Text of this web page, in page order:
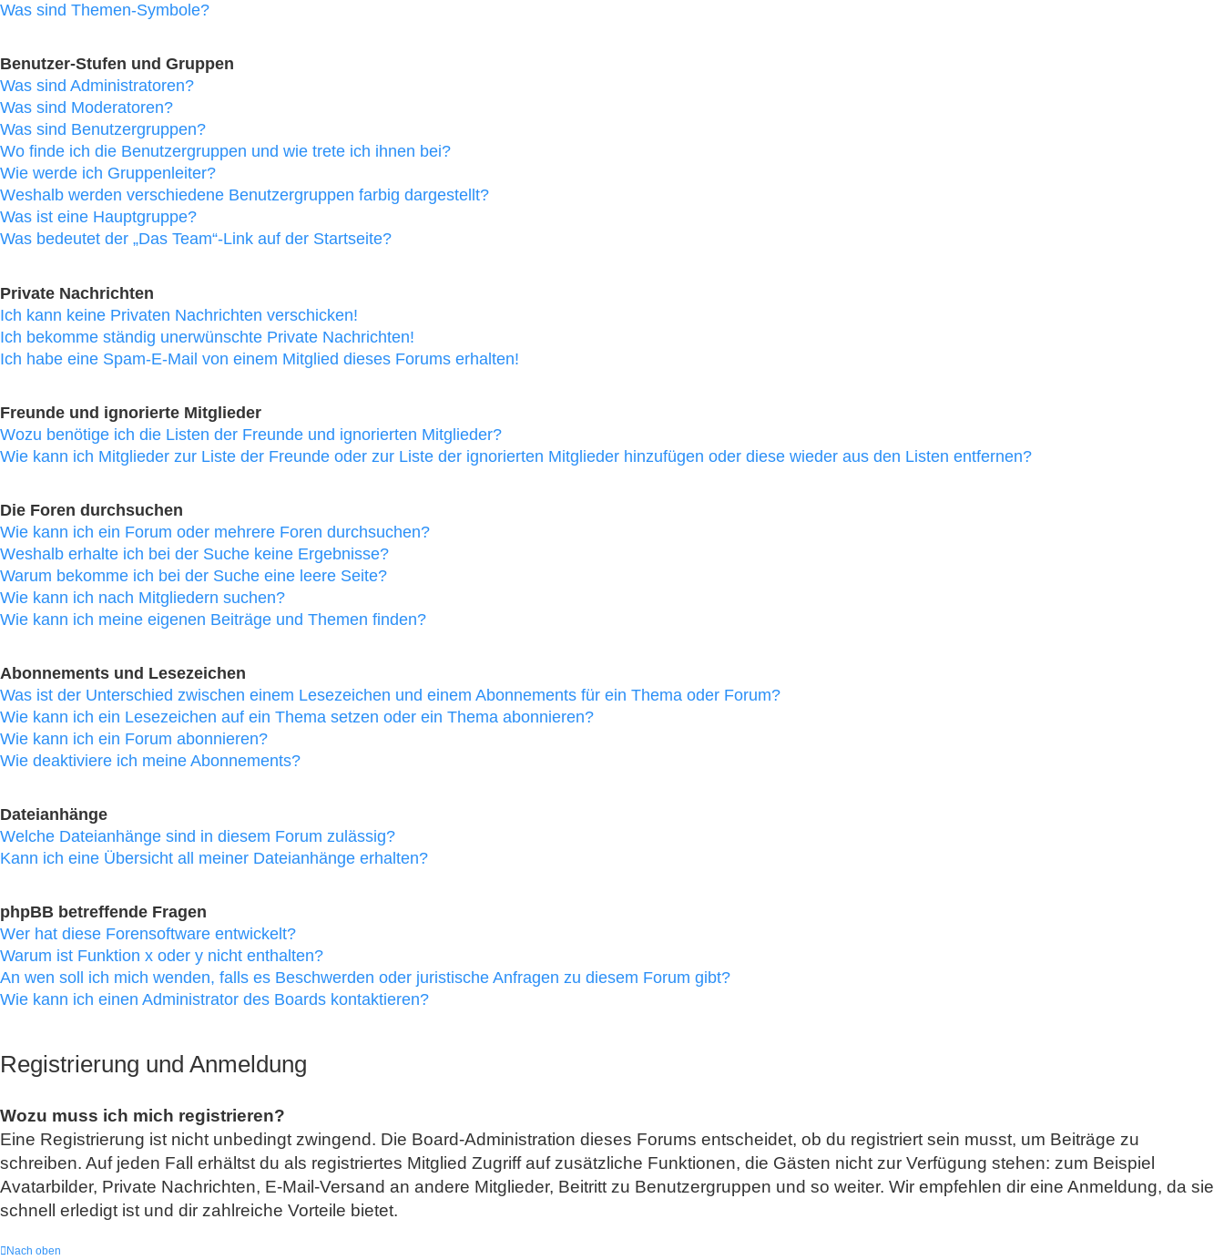
Was sind Themen-Symbole?
Benutzer-Stufen und Gruppen
Was sind Administratoren?
Was sind Moderatoren?
Was sind Benutzergruppen?
Wo finde ich die Benutzergruppen und wie trete ich ihnen bei?
Wie werde ich Gruppenleiter?
Weshalb werden verschiedene Benutzergruppen farbig dargestellt?
Was ist eine Hauptgruppe?
Was bedeutet der „Das Team“-Link auf der Startseite?
Private Nachrichten
Ich kann keine Privaten Nachrichten verschicken!
Ich bekomme ständig unerwünschte Private Nachrichten!
Ich habe eine Spam-E-Mail von einem Mitglied dieses Forums erhalten!
Freunde und ignorierte Mitglieder
Wozu benötige ich die Listen der Freunde und ignorierten Mitglieder?
Wie kann ich Mitglieder zur Liste der Freunde oder zur Liste der ignorierten Mitglieder hinzufügen oder diese wieder aus den Listen entfernen?
Die Foren durchsuchen
Wie kann ich ein Forum oder mehrere Foren durchsuchen?
Weshalb erhalte ich bei der Suche keine Ergebnisse?
Warum bekomme ich bei der Suche eine leere Seite?
Wie kann ich nach Mitgliedern suchen?
Wie kann ich meine eigenen Beiträge und Themen finden?
Abonnements und Lesezeichen
Was ist der Unterschied zwischen einem Lesezeichen und einem Abonnements für ein Thema oder Forum?
Wie kann ich ein Lesezeichen auf ein Thema setzen oder ein Thema abonnieren?
Wie kann ich ein Forum abonnieren?
Wie deaktiviere ich meine Abonnements?
Dateianhänge
Welche Dateianhänge sind in diesem Forum zulässig?
Kann ich eine Übersicht all meiner Dateianhänge erhalten?
phpBB betreffende Fragen
Wer hat diese Forensoftware entwickelt?
Warum ist Funktion x oder y nicht enthalten?
An wen soll ich mich wenden, falls es Beschwerden oder juristische Anfragen zu diesem Forum gibt?
Wie kann ich einen Administrator des Boards kontaktieren?
Registrierung und Anmeldung
Wozu muss ich mich registrieren?
Eine Registrierung ist nicht unbedingt zwingend. Die Board-Administration dieses Forums entscheidet, ob du registriert sein musst, um Beiträge zu
schreiben. Auf jeden Fall erhältst du als registriertes Mitglied Zugriff auf zusätzliche Funktionen, die Gästen nicht zur Verfügung stehen: zum Beispiel
Avatarbilder, Private Nachrichten, E-Mail-Versand an andere Mitglieder, Beitritt zu Benutzergruppen und so weiter. Wir empfehlen dir eine Anmeldung, da sie
schnell erledigt ist und dir zahlreiche Vorteile bietet.
Nach oben